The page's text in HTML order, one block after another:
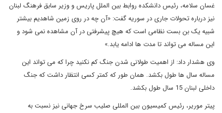
غسان سلامه، رئیس دانشکده روابط بین الملل پاریس و وزیر سابق فرهنگ لبنان
نیز درباره تحولات جاری در سوریه گفت: «آن چه در روی زمین شاهدیم بیشتر
شبیه یک بن بست نظامی است که هیچ پیشرفتی در آن مشاهده نمی شود و
این مساله می تواند تا مدت ها ادامه یابد.»
وی هشدار داد: از اهمیت طولانی شدن جنگ کم نکنید چرا که می تواند این
مساله سال ها طول بکشد. همان طور که کمتر کسی انتظار داشت که جنگ
داخلی لبنان 15 سال طول بکشد.
پیتر موریر، رئیس کمیسیون بین المللی صلیب سرخ جهانی نیز نسبت به